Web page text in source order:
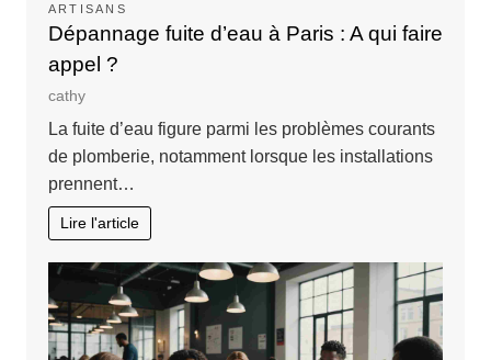
ARTISANS
Dépannage fuite d’eau à Paris : A qui faire
appel ?
cathy
La fuite d’eau figure parmi les problèmes courants
de plomberie, notamment lorsque les installations
prennent…
Lire l'article